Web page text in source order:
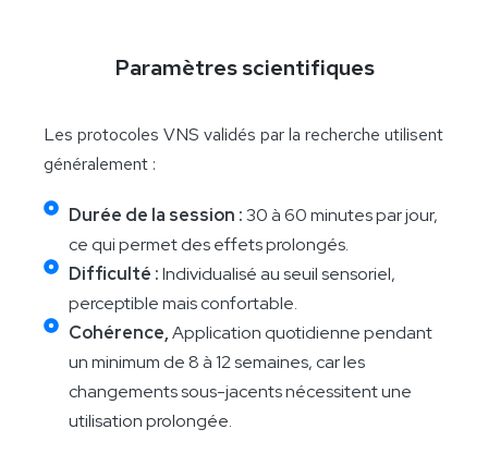
Paramètres scientifiques
Les protocoles VNS validés par la recherche utilisent
généralement :
Durée de la session :30 à 60 minutes par jour,
ce qui permet des effets prolongés.
Difficulté :Individualisé au seuil sensoriel,
perceptible mais confortable.
Cohérence,Application quotidienne pendant
un minimum de 8 à 12 semaines, car les
changements sous-jacents nécessitent une
utilisation prolongée.